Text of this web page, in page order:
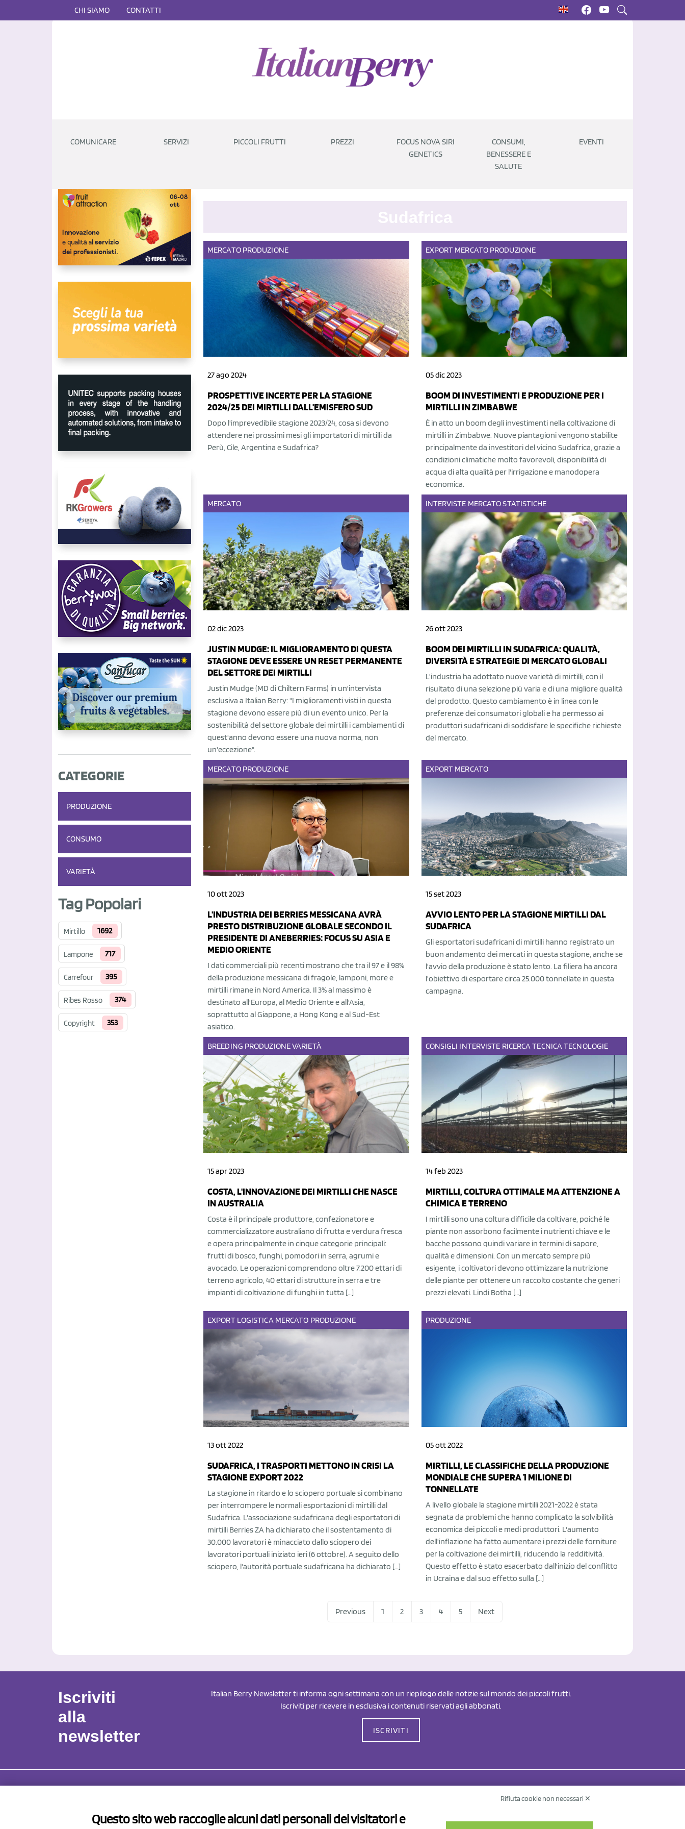
CHI SIAMO CONTATTI
COMUNICARE SERVIZI PICCOLI FRUTTI PREZZI
FOCUS NOVA SIRI
GENETICS
CONSUMI,
BENESSERE E
SALUTE
EVENTI
CATEGORIE
PRODUZIONE
CONSUMO
VARIETÀ
Tag Popolari
Mirtillo 1692
Lampone 717
Carrefour 395
Ribes Rosso 374
Copyright 353
MERCATO PRODUZIONE
27 ago 2024
PROSPETTIVE INCERTE PER LA STAGIONE
2024/25 DEI MIRTILLI DALL'EMISFERO SUD
Dopo l'imprevedibile stagione 2023/24, cosa si devono
attendere nei prossimi mesi gli importatori di mirtilli da
Perù, Cile, Argentina e Sudafrica?
EXPORT MERCATO PRODUZIONE
05 dic 2023
BOOM DI INVESTIMENTI E PRODUZIONE PER I
MIRTILLI IN ZIMBABWE
È in atto un boom degli investimenti nella coltivazione di
mirtilli in Zimbabwe. Nuove piantagioni vengono stabilite
principalmente da investitori del vicino Sudafrica, grazie a
condizioni climatiche molto favorevoli, disponibilità di
acqua di alta qualità per l'irrigazione e manodopera
economica.
MERCATO
02 dic 2023
JUSTIN MUDGE: IL MIGLIORAMENTO DI QUESTA
STAGIONE DEVE ESSERE UN RESET PERMANENTE
DEL SETTORE DEI MIRTILLI
Justin Mudge (MD di Chiltern Farms) in un'intervista
esclusiva a Italian Berry: "I miglioramenti visti in questa
stagione devono essere più di un evento unico. Per la
sostenibilità del settore globale dei mirtilli i cambiamenti di
quest'anno devono essere una nuova norma, non
un'eccezione".
INTERVISTE MERCATOSTATISTICHE
26 ott 2023
BOOM DEI MIRTILLI IN SUDAFRICA: QUALITÀ,
DIVERSITÀ E STRATEGIE DI MERCATO GLOBALI
L'industria ha adottato nuove varietà di mirtilli, con il
risultato di una selezione più varia e di una migliore qualità
del prodotto. Questo cambiamento è in linea con le
preferenze dei consumatori globali e ha permesso ai
produttori sudafricani di soddisfare le specifiche richieste
del mercato.
MERCATO PRODUZIONE
10 ott 2023
L'INDUSTRIA DEI BERRIES MESSICANA AVRÀ
PRESTO DISTRIBUZIONE GLOBALE SECONDO IL
PRESIDENTE DI ANEBERRIES: FOCUS SU ASIA E
MEDIO ORIENTE
I dati commerciali più recenti mostrano che tra il 97 e il 98%
della produzione messicana di fragole, lamponi, more e
mirtilli rimane in Nord America. Il 3% al massimo è
destinato all'Europa, al Medio Oriente e all'Asia,
soprattutto al Giappone, a Hong Kong e al Sud-Est
asiatico.
EXPORT MERCATO
15 set 2023
AVVIO LENTO PER LA STAGIONE MIRTILLI DAL
SUDAFRICA
Gli esportatori sudafricani di mirtilli hanno registrato un
buon andamento dei mercati in questa stagione, anche se
l'avvio della produzione è stato lento. La filiera ha ancora
l'obiettivo di esportare circa 25.000 tonnellate in questa
campagna.
BREEDING PRODUZIONEVARIETÀ
15 apr 2023
COSTA, L'INNOVAZIONE DEI MIRTILLI CHE NASCE
IN AUSTRALIA
Costa è il principale produttore, confezionatore e
commercializzatore australiano di frutta e verdura fresca
e opera principalmente in cinque categorie principali:
frutti di bosco, funghi, pomodori in serra, agrumi e
avocado. Le operazioni comprendono oltre 7.200 ettari di
terreno agricolo, 40 ettari di strutture in serra e tre
impianti di coltivazione di funghi in tutta […]
CONSIGLI INTERVISTE RICERCATECNICATECNOLOGIE
14 feb 2023
MIRTILLI, COLTURA OTTIMALE MA ATTENZIONE A
CHIMICA E TERRENO
I mirtilli sono una coltura difficile da coltivare, poiché le
piante non assorbono facilmente i nutrienti chiave e le
bacche possono quindi variare in termini di sapore,
qualità e dimensioni. Con un mercato sempre più
esigente, i coltivatori devono ottimizzare la nutrizione
delle piante per ottenere un raccolto costante che generi
prezzi elevati. Lindi Botha […]
EXPORT LOGISTICA MERCATO PRODUZIONE
13 ott 2022
SUDAFRICA, I TRASPORTI METTONO IN CRISI LA
STAGIONE EXPORT 2022
La stagione in ritardo e lo sciopero portuale si combinano
per interrompere le normali esportazioni di mirtilli dal
Sudafrica. L'associazione sudafricana degli esportatori di
mirtilli Berries ZA ha dichiarato che il sostentamento di
30.000 lavoratori è minacciato dallo sciopero dei
lavoratori portuali iniziato ieri (6 ottobre). A seguito dello
sciopero, l'autorità portuale sudafricana ha dichiarato […]
PRODUZIONE
05 ott 2022
MIRTILLI, LE CLASSIFICHE DELLA PRODUZIONE
MONDIALE CHE SUPERA 1 MILIONE DI
TONNELLATE
A livello globale la stagione mirtilli 2021-2022 è stata
segnata da problemi che hanno complicato la solvibilità
economica dei piccoli e medi produttori. L'aumento
dell'inflazione ha fatto aumentare i prezzi delle forniture
per la coltivazione dei mirtilli, riducendo la redditività.
Questo effetto è stato esacerbato dall'inizio del conflitto
in Ucraina e dal suo effetto sulla […]
Previous 1 2 3 4 5 Next
Iscriviti
alla
newsletter
Italian Berry Newsletter ti informa ogni settimana con un riepilogo delle notizie sul mondo dei piccoli frutti.
Iscriviti per ricevere in esclusiva i contenuti riservati agli abbonati.
ISCRIVITI
Via Prov.le Sassuolo Vignola 315/1
REA: MO 208553
Contatti
Rifiuta cookie non necessari ✕
Questo sito web raccoglie alcuni dati personali dei visitatori e